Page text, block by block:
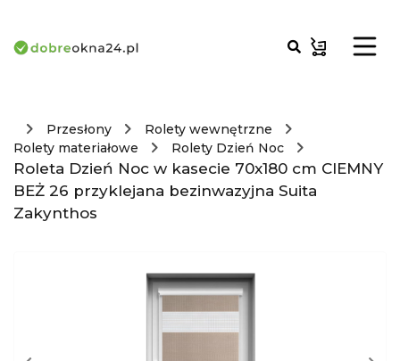
Przesłony
Rolety wewnętrzne
Rolety materiałowe
Rolety Dzień Noc
Roleta Dzień Noc w kasecie 70x180 cm CIEMNY
BEŻ 26 przyklejana bezinwazyjna Suita
Zakynthos